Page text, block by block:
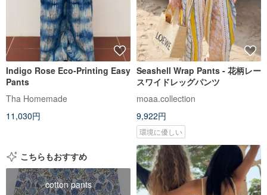
Indigo Rose Eco-Printing Easy
Pants
Tha Homemade
11,030円
Seashell Wrap Pants - 花柄レー
スワイドレッグパンツ
moaa.collection
9,922円
環境に優しい
こちらもおすすめ
cotton pants